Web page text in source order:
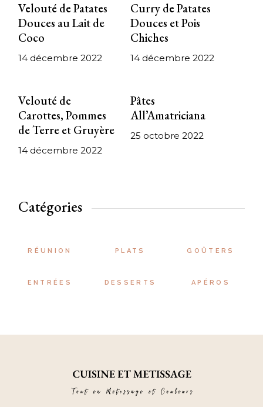
Velouté de Patates
Douces au Lait de
Coco
14 décembre 2022
Curry de Patates
Douces et Pois
Chiches
14 décembre 2022
Velouté de
Carottes, Pommes
de Terre et Gruyère
14 décembre 2022
Pâtes
All’Amatriciana
25 octobre 2022
Catégories
RÉUNION PLATS GOÛTERS
ENTRÉES DESSERTS APÉROS